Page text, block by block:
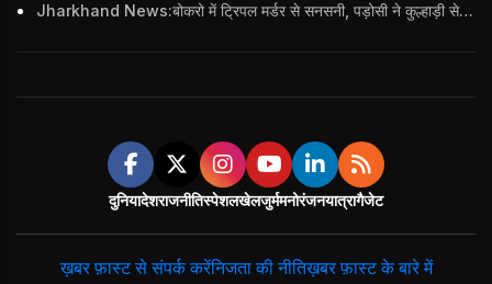
Jharkhand News:बोकरो में ट्रिपल मर्डर से सनसनी, पड़ोसी ने कुल्हाड़ी से पति-पत्नी और बहु की हत्या की
दुनियादेशराजनीतिस्पेशलखेलजुर्ममनोरंजनयात्रागैजेट
ख़बर फ़ास्ट से संपर्क करेंनिजता की नीतिख़बर फ़ास्ट के बारे में